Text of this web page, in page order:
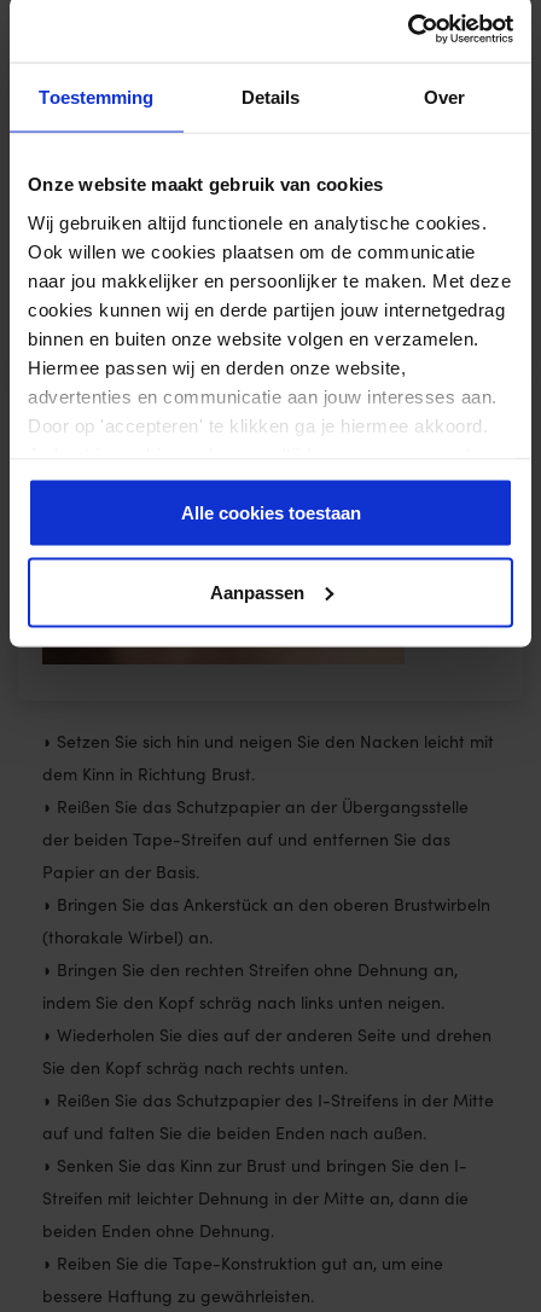
Toestemming Details Over
Onze website maakt gebruik van cookies
Wij gebruiken altijd functionele en analytische cookies.
Ook willen we cookies plaatsen om de communicatie
naar jou makkelijker en persoonlijker te maken. Met deze
cookies kunnen wij en derde partijen jouw internetgedrag
binnen en buiten onze website volgen en verzamelen.
Hiermee passen wij en derden onze website,
advertenties en communicatie aan jouw interesses aan.
Door op 'accepteren' te klikken ga je hiermee akkoord.
er meer over in onsprivacy beleid.
Alle cookies toestaan
Aanpassen
Schritt 7:
◗ Setzen Sie sich hin und neigen Sie den Nacken leicht mit
dem Kinn in Richtung Brust.
◗ Reißen Sie das Schutzpapier an der Übergangsstelle
der beiden Tape-Streifen auf und entfernen Sie das
Papier an der Basis.
◗ Bringen Sie das Ankerstück an den oberen Brustwirbeln
(thorakale Wirbel) an.
◗ Bringen Sie den rechten Streifen ohne Dehnung an,
indem Sie den Kopf schräg nach links unten neigen.
◗ Wiederholen Sie dies auf der anderen Seite und drehen
Sie den Kopf schräg nach rechts unten.
◗ Reißen Sie das Schutzpapier des I-Streifens in der Mitte
auf und falten Sie die beiden Enden nach außen.
◗ Senken Sie das Kinn zur Brust und bringen Sie den I-
Streifen mit leichter Dehnung in der Mitte an, dann die
beiden Enden ohne Dehnung.
◗ Reiben Sie die Tape-Konstruktion gut an, um eine
bessere Haftung zu gewährleisten.